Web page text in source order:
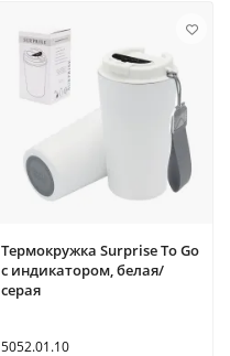
Термокружка Surprise To Go
с индикатором, белая/
серая
5052.01.10